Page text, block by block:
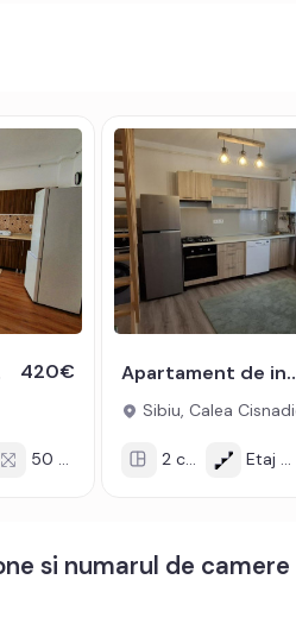
420€
50 mp
Apartament de inchiriat 2
Sibiu, Calea Cisnadiei -
2 cam Etaj 2/2
si numarul de camere